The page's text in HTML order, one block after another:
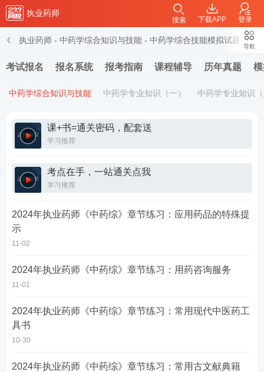
执业药师
下载APP 登录
搜索
执业药师 - 中药学综合知识与技能 - 中药学综合技能模拟试题
考试报名 报名系统 报考指南 课程辅导 历年真题
导航
中药学综合知识与技能 中药学专业知识（一） 中药学专业知识
课+书=通关密码，配套送
学习推荐
考点在手，一站通关点我
学习推荐
2024年执业药师《中药综》章节练习：应用药品的特殊提
示
11-02
2024年执业药师《中药综》章节练习：用药咨询服务
11-01
2024年执业药师《中药综》章节练习：常用现代中医药工
具书
10-30
2024年执业药师《中药综》章节练习：常用古文献典籍